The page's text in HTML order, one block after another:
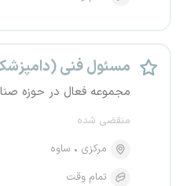
مسئول فنی
مجموعه فعال در حوزه
منقضی شده
مرکزی
ساوه
تمام وقت